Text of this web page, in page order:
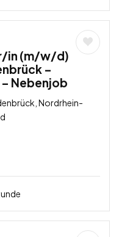
in (m/w/d)
–
Nebenjob
Nordrhein-